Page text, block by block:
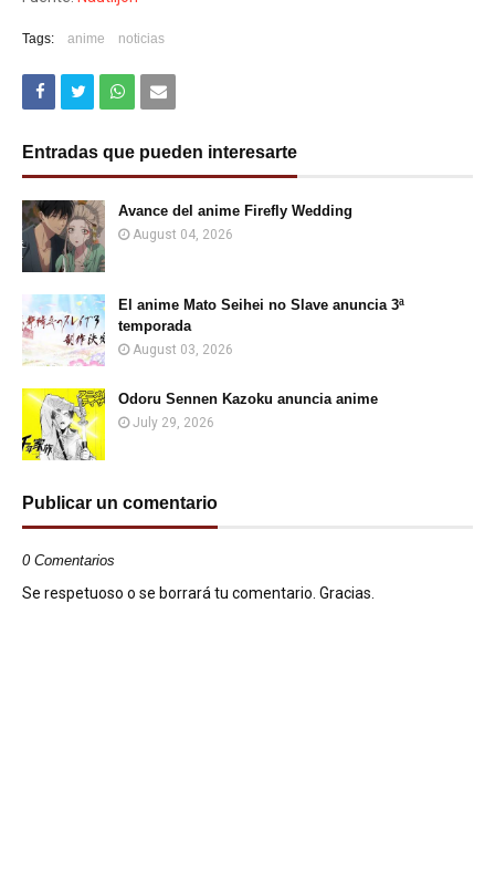
Tags: anime noticias
Entradas que pueden interesarte
Avance del anime Firefly Wedding
August 04, 2026
El anime Mato Seihei no Slave anuncia 3ª
temporada
August 03, 2026
Odoru Sennen Kazoku anuncia anime
July 29, 2026
Publicar un comentario
0 Comentarios
Se respetuoso o se borrará tu comentario. Gracias.